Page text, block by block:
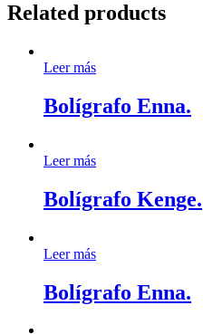
Related products
Leer más
Bolígrafo Enna.
Leer más
Bolígrafo Kenge.
Leer más
Bolígrafo Enna.